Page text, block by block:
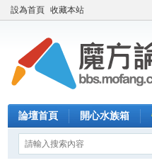
設為首頁 收藏本站
論壇首頁 開心水族箱